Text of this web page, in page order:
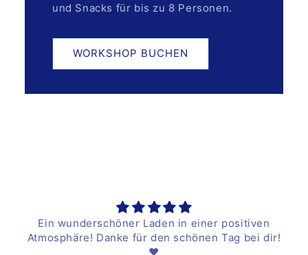
und Snacks für bis zu 8 Personen.
WORKSHOP BUCHEN
Toller Laden! Hab hier direkt was für meine
Freundin gefunden!